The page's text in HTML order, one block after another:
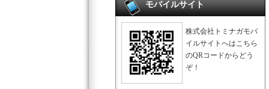
モバイルサイト
株式会社トミナガモバ
イルサイトへはこちら
のQRコードからどう
ぞ！